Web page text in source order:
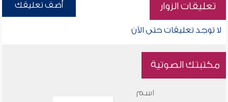
تعليقات الزوار أضف تعليقك
لا توجد تعليقات حتى الآن
مكتبتك الصوتية
اسم